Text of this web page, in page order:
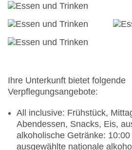
Ihre Unterkunft bietet folgende
Verpflegungsangebote:
All inclusive: Frühstück,
Abendessen, Snacks, Eis,
alkoholische Getränke:
ausgewählte nationale